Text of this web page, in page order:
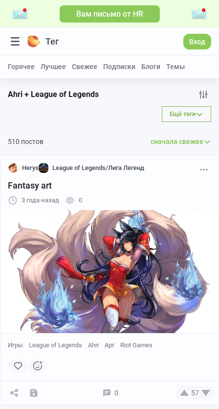
Вам письмо от HR
Тег Вход
Горячее Лучшее Свежее Подписки Блоги Темы
Ahri + League of Legends
Ещё теги
510 постов сначала свежее
Herys League of Legends/Лига Легенд
Fantasy art
3 года назад 0
Игры League of Legends Ahri Арт Riot Games
0 57